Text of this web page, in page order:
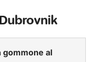
gommone al